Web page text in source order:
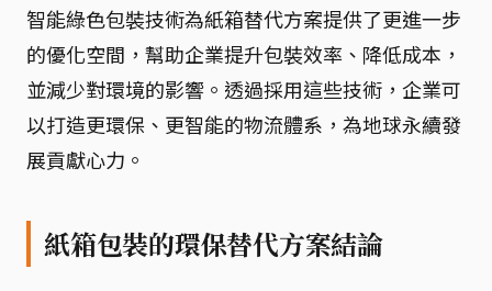
智能綠色包裝技術為紙箱替代方案提供了更進一步
的優化空間，幫助企業提升包裝效率、降低成本，
並減少對環境的影響。透過採用這些技術，企業可
以打造更環保、更智能的物流體系，為地球永續發
展貢獻心力。
紙箱包裝的環保替代方案結論